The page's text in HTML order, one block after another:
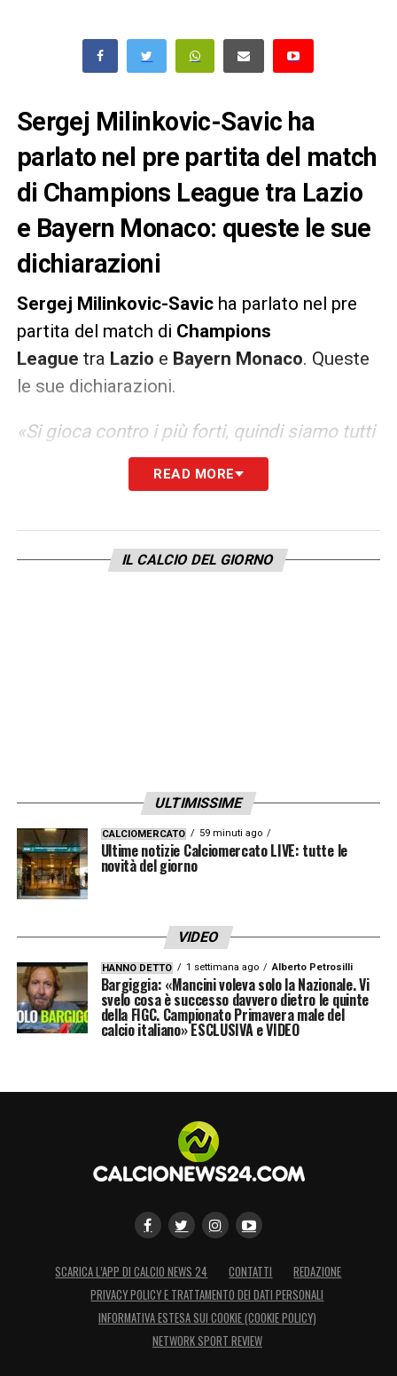
Sergej Milinkovic-Savic ha
parlato nel pre partita del match
di Champions League tra Lazio
e Bayern Monaco: queste le sue
dichiarazioni
Sergej Milinkovic-Savicha parlato nel pre
partita del match di Champions
League tra Lazio e Bayern Monaco. Queste
le sue dichiarazioni.
«Si gioca contro i più forti, quindi siamo tutti
molto motivati e non vedevamo l’ora di
arrivare fino a qua. Dobbiamo fare una
sono i più forti in Europa. Il nostro gioco
LA PLAYLIST DELLE NOSTRE TOP NEWS
READ MORE
IL CALCIO DEL GIORNO
ULTIMISSIME
CALCIOMERCATO 59 minuti ago
Ultime notizie Calciomercato LIVE: tutte le
novità del giorno
VIDEO
HANNO DETTO 1 settimana ago Alberto Petrosilli
Bargiggia: «Mancini voleva solo la Nazionale. Vi
svelo cosa è successo davvero dietro le quinte
della FIGC. Campionato Primavera male del
calcio italiano» ESCLUSIVA e VIDEO
SCARICA L’APP DI CALCIO NEWS 24 CONTATTI
REDAZIONE
PRIVACY POLICY E TRATTAMENTO DEI DATI PERSONALI
INFORMATIVA ESTESA SUI COOKIE (COOKIE POLICY)
NETWORK SPORT REVIEW